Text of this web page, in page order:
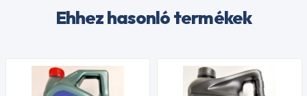
Ehhez hasonló termékek